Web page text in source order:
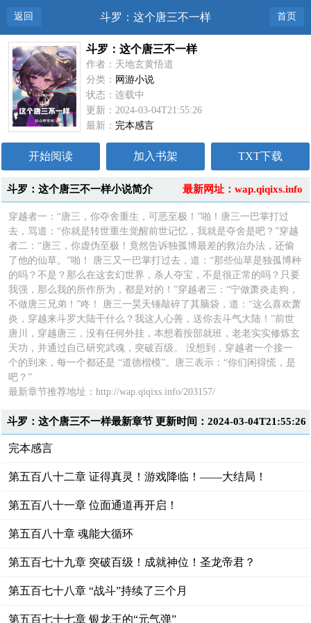
返回 斗罗：这个唐三不一样 首页
斗罗：这个唐三不一样
作者：天地玄黄悟道
分类： 网游小说
状态：连载中
更新：2024-03-04T21:55:26
最新： 完本感言
开始阅读 加入书架 TXT下载
最新网址：wap.qiqixs.info
斗罗：这个唐三不一样小说简介
穿越者一：“唐三，你夺舍重生，可恶至极！”啪！唐三一巴掌打过
去，骂道：“你就是转世重生觉醒前世记忆，我就是夺舍是吧？”穿越
者二：“唐三，你虚伪至极！竟然告诉独孤博最差的救治办法，还偷
了他的仙草。”啪！ 唐三又一巴掌打过去，道：“那些仙草是独孤博种
的吗？不是？那么在这玄幻世界，杀人夺宝，不是很正常的吗？只要
我强，那么我的所作所为，都是对的！”穿越者三：“宁做萧炎走狗，
不做唐三兄弟！”咚！ 唐三一昊天锤敲碎了其脑袋，道：“这么喜欢萧
炎，穿越来斗罗大陆干什么？我这人心善，送你去斗气大陆！”前世
唐川，穿越唐三，没有任何外挂，本想着按部就班，老老实实修炼玄
天功，并通过自己研究武魂，突破百级。 没想到，穿越者一个接一
个的到来，每一个都还是 “道德楷模”。唐三表示：“你们闲得慌，是
吧？”
最新章节推荐地址：http://wap.qiqixs.info/203157/
斗罗：这个唐三不一样最新章节 更新时间：2024-03-04T21:55:26
完本感言
第五百八十二章 证得真灵！游戏降临！——大结局！
第五百八十一章 位面通道再开启！
第五百八十章 魂能大循环
第五百七十九章 突破百级！成就神位！圣龙帝君？
第五百七十八章 “战斗”持续了三个月
第五百七十七章 银龙王的“元气弹”